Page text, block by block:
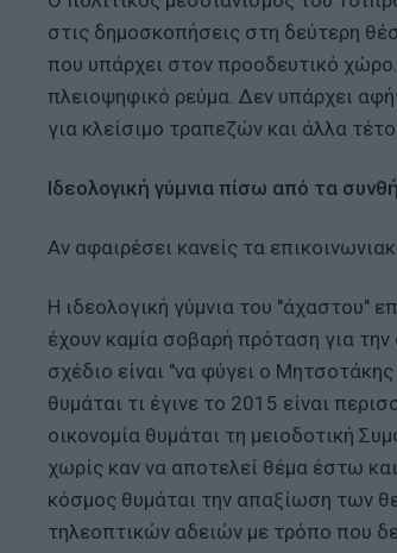
στις δημοσκοπήσεις στη δεύτερη
που υπάρχει στον προοδευτικό χώρο.
πλειοψηφικό ρεύμα. Δεν υπάρχει
για κλείσιμο τραπεζών και άλλα
Ιδεολογική γύμνια πίσω από τα
Αν αφαιρέσει κανείς τα
Η ιδεολογική γύμνια του "άχαστου"
έχουν καμία σοβαρή πρόταση για την
σχέδιο είναι "να φύγει ο
θυμάται τι έγινε το 2015 είναι
οικονομία θυμάται τη μειοδοτική
χωρίς καν να αποτελεί θέμα έστω
κόσμος θυμάται την απαξίωση των
τηλεοπτικών αδειών με τρόπο που